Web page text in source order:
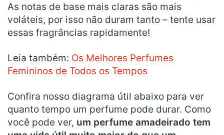
As notas de base mais claras são mais
voláteis, por isso não duram tanto – tente usar
essas fragrâncias rapidamente!
Leia também: Os Melhores Perfumes
Femininos de Todos os Tempos
Confira nosso diagrama útil abaixo para ver
quanto tempo um perfume pode durar. Como
você pode ver, um perfume amadeirado tem